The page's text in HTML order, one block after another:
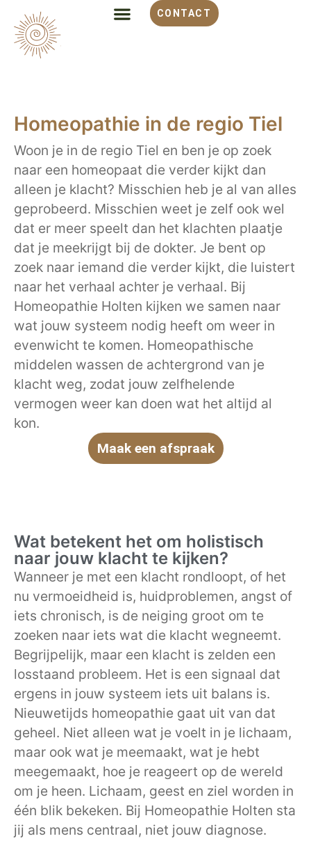
CONTACT
Homeopathie in de regio Tiel
Woon je in de regio Tiel en ben je op zoek
naar een homeopaat die verder kijkt dan
alleen je klacht? Misschien heb je al van alles
geprobeerd. Misschien weet je zelf ook wel
dat er meer speelt dan het klachten plaatje
dat je meekrijgt bij de dokter. Je bent op
zoek naar iemand die verder kijkt, die luistert
naar het verhaal achter je verhaal. Bij
Homeopathie Holten kijken we samen naar
wat jouw systeem nodig heeft om weer in
evenwicht te komen. Homeopathische
middelen wassen de achtergrond van je
klacht weg, zodat jouw zelfhelende
vermogen weer kan doen wat het altijd al
kon.
Maak een afspraak
Wat betekent het om holistisch
naar jouw klacht te kijken?
Wanneer je met een klacht rondloopt, of het
nu vermoeidheid is, huidproblemen, angst of
iets chronisch, is de neiging groot om te
zoeken naar iets wat die klacht wegneemt.
Begrijpelijk, maar een klacht is zelden een
losstaand probleem. Het is een signaal dat
ergens in jouw systeem iets uit balans is.
Nieuwetijds homeopathie gaat uit van dat
geheel. Niet alleen wat je voelt in je lichaam,
maar ook wat je meemaakt, wat je hebt
meegemaakt, hoe je reageert op de wereld
om je heen. Lichaam, geest en ziel worden in
één blik bekeken. Bij Homeopathie Holten sta
jij als mens centraal, niet jouw diagnose.